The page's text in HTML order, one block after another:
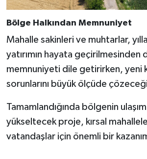
Bölge Halkından Memnuniyet
Mahalle sakinleri ve muhtarlar,
yatırımın hayata geçirilmesinden
memnuniyeti dile getirirken, yeni
sorunlarını büyük ölçüde
Tamamlandığında bölgenin
yükseltecek proje, kırsal
vatandaşlar için önemli bir